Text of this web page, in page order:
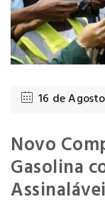
16 de
Novo
Gasolina